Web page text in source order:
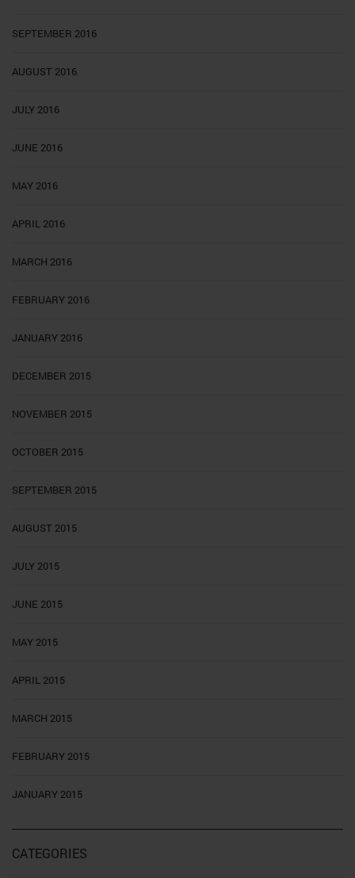
SEPTEMBER 2016
AUGUST 2016
JULY 2016
JUNE 2016
MAY 2016
APRIL 2016
MARCH 2016
FEBRUARY 2016
JANUARY 2016
DECEMBER 2015
NOVEMBER 2015
OCTOBER 2015
SEPTEMBER 2015
AUGUST 2015
JULY 2015
JUNE 2015
MAY 2015
APRIL 2015
MARCH 2015
FEBRUARY 2015
JANUARY 2015
CATEGORIES